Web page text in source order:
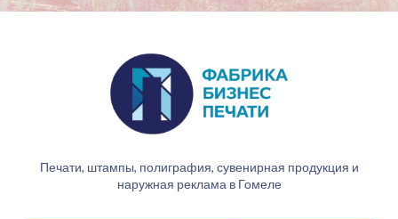
Печати, штампы, полиграфия, сувенирная продукция и
наружная реклама в Гомеле